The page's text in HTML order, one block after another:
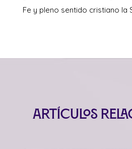
Fe y pleno sentido cristiano la
Artículos